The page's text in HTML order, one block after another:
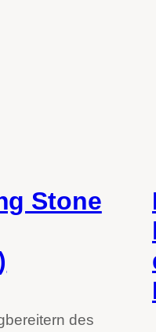
Stone
des